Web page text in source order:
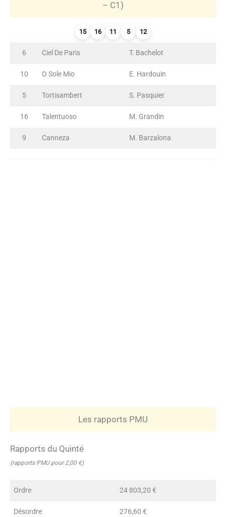
– C1)
15 16 11 5 12
6 Ciel De Paris T. Bachelot
10 O Sole Mio E. Hardouin
5 Tortisambert S. Pasquier
16 Talentuoso M. Grandin
9 Canneza M. Barzalona
Les rapports PMU
Rapports du Quinté
(rapports PMU pour 2,00 €)
Ordre 24 803,20 €
Désordre 276,60 €